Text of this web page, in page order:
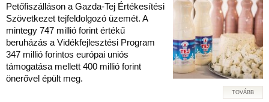
Petőfiszálláson a Gazda-Tej Értékesítési
Szövetkezet tejfeldolgozó üzemét. A
mintegy 747 millió forint értékű
beruházás a Vidékfejlesztési Program
347 millió forintos európai uniós
támogatása mellett 400 millió forint
önerővel épült meg.
TOVÁBB